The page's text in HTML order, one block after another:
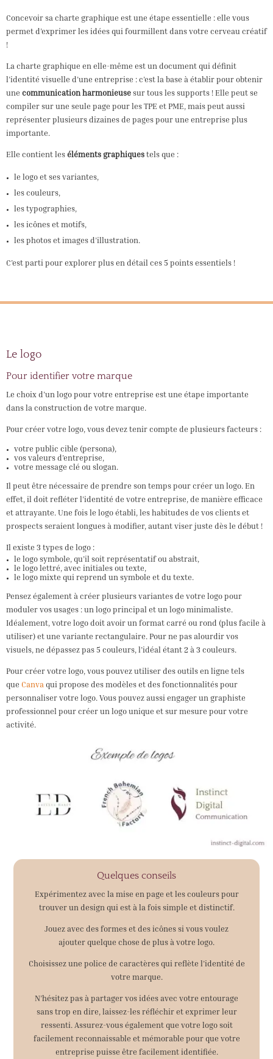
Concevoir sa charte graphique est une étape essentielle : elle vous
permet d’exprimer les idées qui fourmillent dans votre cerveau créatif
!
La charte graphique en elle-même est un document qui définit
l’identité visuelle d’une entreprise : c’est la base à établir pour obtenir
une communication harmonieuse sur tous les supports ! Elle peut se
compiler sur une seule page pour les TPE et PME, mais peut aussi
représenter plusieurs dizaines de pages pour une entreprise plus
importante.
Elle contient les éléments graphiques tels que :
le logo et ses variantes,
les couleurs,
les typographies,
les icônes et motifs,
les photos et images d’illustration.
C’est parti pour explorer plus en détail ces 5 points essentiels !
Le logo
Pour identifier votre marque
Le choix d’un logo pour votre entreprise est une étape importante
dans la construction de votre marque.
Pour créer votre logo, vous devez tenir compte de plusieurs facteurs :
votre public cible (persona),
vos valeurs d’entreprise,
votre message clé ou slogan.
Il peut être nécessaire de prendre son temps pour créer un logo. En
effet, il doit refléter l’identité de votre entreprise, de manière efficace
et attrayante. Une fois le logo établi, les habitudes de vos clients et
prospects seraient longues à modifier, autant viser juste dès le début !
Il existe 3 types de logo :
le logo symbole, qu’il soit représentatif ou abstrait,
le logo lettré, avec initiales ou texte,
le logo mixte qui reprend un symbole et du texte.
Pensez également à créer plusieurs variantes de votre logo pour
moduler vos usages : un logo principal et un logo minimaliste.
Idéalement, votre logo doit avoir un format carré ou rond (plus facile à
utiliser) et une variante rectangulaire. Pour ne pas alourdir vos
visuels, ne dépassez pas 5 couleurs, l’idéal étant 2 à 3 couleurs.
Pour créer votre logo, vous pouvez utiliser des outils en ligne tels
que Canva qui propose des modèles et des fonctionnalités pour
personnaliser votre logo. Vous pouvez aussi engager un graphiste
professionnel pour créer un logo unique et sur mesure pour votre
activité.
Quelques conseils
Expérimentez avec la mise en page et les couleurs pour
trouver un design qui est à la fois simple et distinctif.
Jouez avec des formes et des icônes si vous voulez
ajouter quelque chose de plus à votre logo.
Choisissez une police de caractères qui reflète l’identité de
votre marque.
N’hésitez pas à partager vos idées avec votre entourage
sans trop en dire, laissez-les réfléchir et exprimer leur
ressenti. Assurez-vous également que votre logo soit
facilement reconnaissable et mémorable pour que votre
entreprise puisse être facilement identifiée.